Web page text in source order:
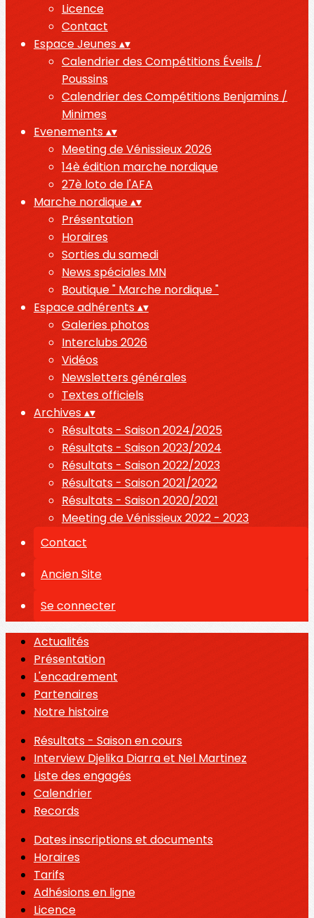
Licence
Contact
Espace Jeunes▴▾
Calendrier des Compétitions Éveils /
Poussins
Calendrier des Compétitions Benjamins /
Minimes
Evenements▴▾
Meeting de Vénissieux 2026
14è édition marche nordique
27è loto de l'AFA
Marche nordique▴▾
Présentation
Horaires
Sorties du samedi
News spéciales MN
Boutique " Marche nordique "
Espace adhérents▴▾
Galeries photos
Interclubs 2026
Vidéos
Newsletters générales
Textes officiels
Archives▴▾
Résultats - Saison 2024/2025
Résultats - Saison 2023/2024
Résultats - Saison 2022/2023
Résultats - Saison 2021/2022
Résultats - Saison 2020/2021
Meeting de Vénissieux 2022 - 2023
Contact
Ancien Site
Se connecter
Actualités
Présentation
L'encadrement
Partenaires
Notre histoire
Résultats - Saison en cours
Interview Djelika Diarra et Nel Martinez
Liste des engagés
Calendrier
Records
Dates inscriptions et documents
Horaires
Tarifs
Adhésions en ligne
Licence